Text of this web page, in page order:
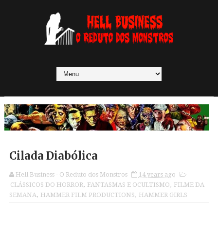
Cilada Diabólica
Hell Business - O Reduto dos Monstros
14 years ago
CLÁSSICOS DO HORROR, FANTASMAS E OCULTISMO, FILME DA
SEMANA, HAMMER FILM PRODUCTIONS, HAMMER GIRLS